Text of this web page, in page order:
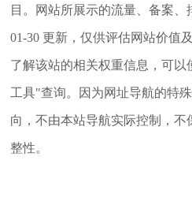
目。网站所展示的流量、备案、
01-30 更新，仅供评估网站价值
了解该站的相关权重信息，可以
工具"查询。因为网址导航的特
向，不由本站导航实际控制，
整性。